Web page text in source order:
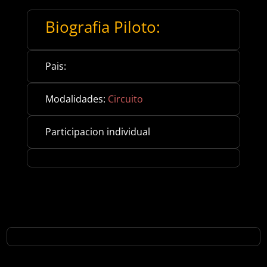
Biografia Piloto:
Pais:
Modalidades: Circuito
Participacion individual